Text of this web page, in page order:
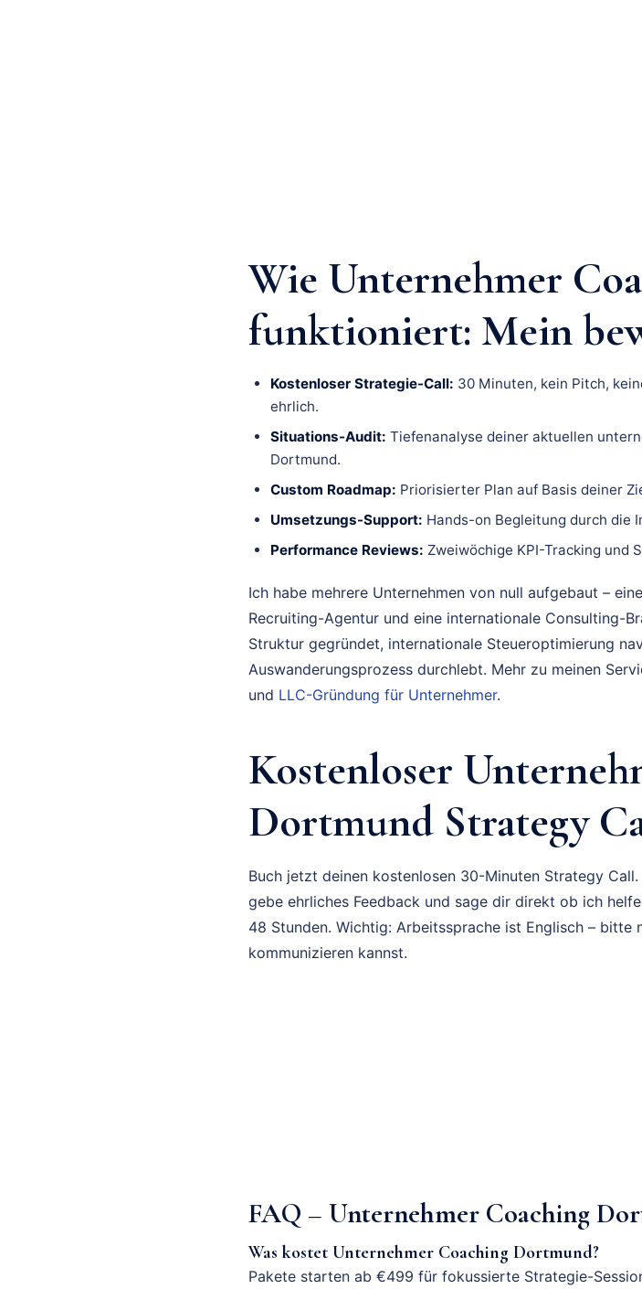
Wie Unternehmer
funktioniert: Mein
Kostenloser Strategie-Call: 30 Minuten, kein Pitch,
ehrlich.
Situations-Audit: Tiefenanalyse deiner aktuellen
Dortmund.
Custom Roadmap: Priorisierter Plan auf Basis deiner
Umsetzungs-Support: Hands-on Begleitung durch die
Performance Reviews: Zweiwöchige KPI-Tracking und
Ich habe mehrere Unternehmen von null aufgebaut –
Recruiting-Agentur und eine internationale Consulting-
Struktur gegründet, internationale Steueroptimierung
Auswanderungsprozess durchlebt. Mehr zu meinen
und LLC-Gründung für Unternehmer.
Kostenloser
Dortmund Strategy
Buch jetzt deinen kostenlosen 30-Minuten Strategy
gebe ehrliches Feedback und sage dir direkt ob ich
48 Stunden. Wichtig: Arbeitssprache ist Englisch –
kommunizieren kannst.
FAQ – Unternehmer Coaching
Was kostet Unternehmer Coaching Dortmund?
Pakete starten ab €499 für fokussierte Strategie-